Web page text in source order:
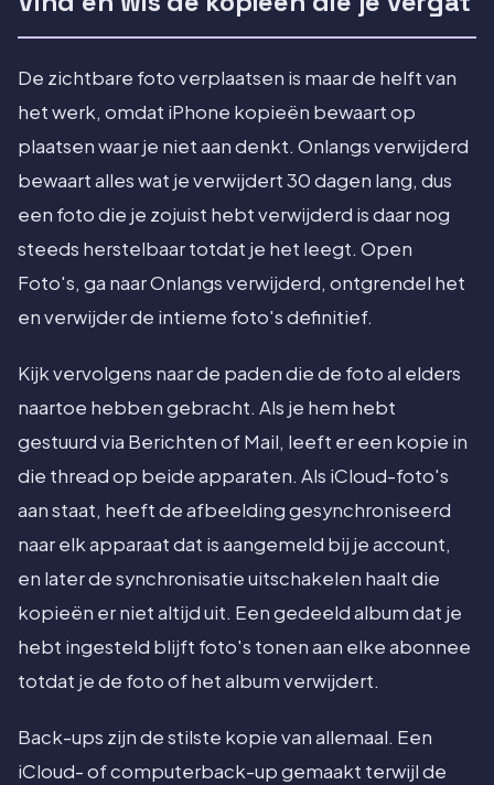
De zichtbare foto verplaatsen is maar de helft van
het werk, omdat iPhone kopieën bewaart op
plaatsen waar je niet aan denkt. Onlangs verwijderd
bewaart alles wat je verwijdert 30 dagen lang, dus
een foto die je zojuist hebt verwijderd is daar nog
steeds herstelbaar totdat je het leegt. Open
Foto's, ga naar Onlangs verwijderd, ontgrendel het
en verwijder de intieme foto's definitief.
Kijk vervolgens naar de paden die de foto al elders
naartoe hebben gebracht. Als je hem hebt
gestuurd via Berichten of Mail, leeft er een kopie in
die thread op beide apparaten. Als iCloud-foto's
aan staat, heeft de afbeelding gesynchroniseerd
naar elk apparaat dat is aangemeld bij je account,
en later de synchronisatie uitschakelen haalt die
kopieën er niet altijd uit. Een gedeeld album dat je
hebt ingesteld blijft foto's tonen aan elke abonnee
totdat je de foto of het album verwijdert.
Back-ups zijn de stilste kopie van allemaal. Een
iCloud- of computerback-up gemaakt terwijl de